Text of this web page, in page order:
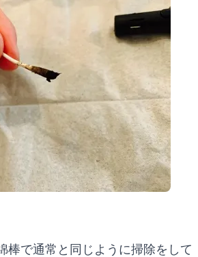
棒で通常と同じように掃除をして